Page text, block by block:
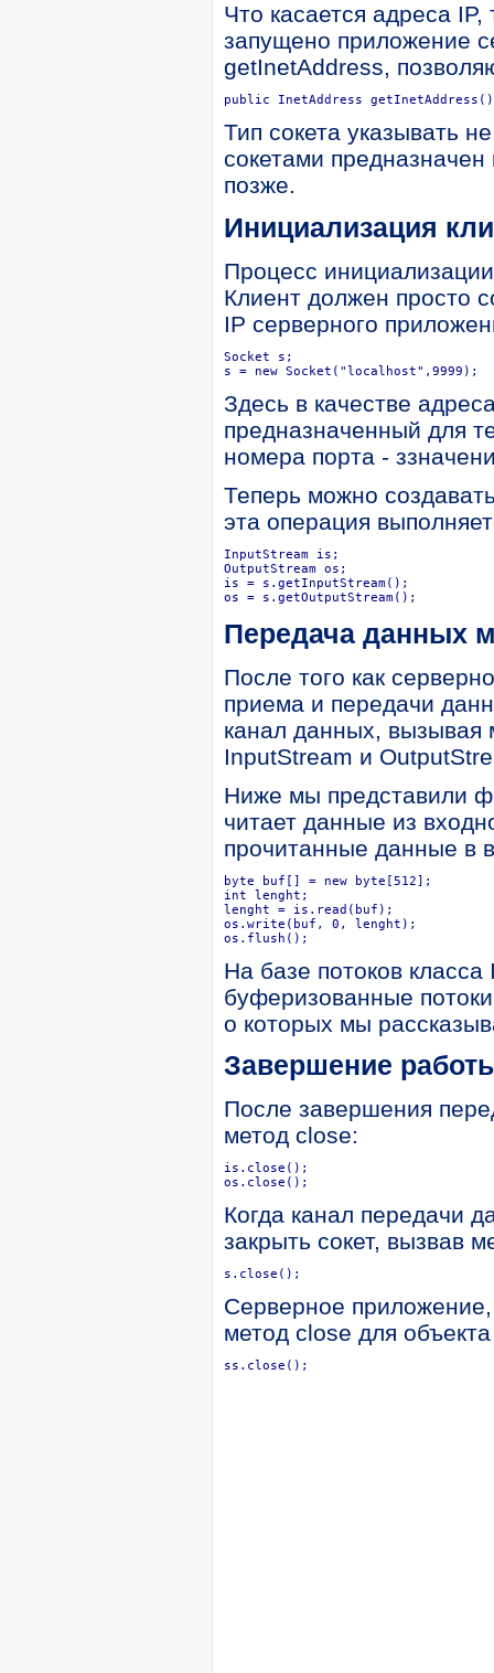
Что касается адреса
запущено приложение
getInetAddress,
public InetAddress
Тип сокета указывать
сокетами
позже.
Инициализация
Процесс
Клиент должен просто
IP серверного
Socket s;
s = new Socket("localhost",9999);
Здесь в качестве
предназначенный для
номера порта -
Теперь можно
эта операция
InputStream is;
OutputStream os;
is = s.getInputStream();
os = s.getOutputStream();
Передача данных
После того как
приема и передачи
канал данных, вызывая
InputStream и
Ниже мы представили
читает данные из
прочитанные данные в
byte buf[] = new byte[512];
int lenght;
lenght = is.read(buf);
os.write(buf, 0, lenght);
os.flush();
На базе потоков
буферизованные
о которых мы
Завершение
После завершения
метод close:
is.close();
os.close();
Когда канал передачи
закрыть сокет, вызвав
s.close();
Серверное
метод close для
ss.close();